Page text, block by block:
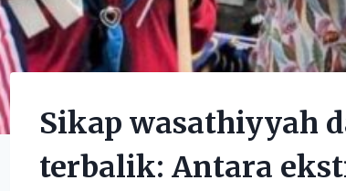
Sikap wasathiyyah
terbalik: Antara